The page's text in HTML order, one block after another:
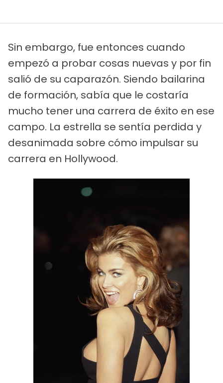
Sin embargo, fue entonces cuando
empezó a probar cosas nuevas y por fin
salió de su caparazón. Siendo bailarina
de formación, sabía que le costaría
mucho tener una carrera de éxito en ese
campo. La estrella se sentía perdida y
desanimada sobre cómo impulsar su
carrera en Hollywood.